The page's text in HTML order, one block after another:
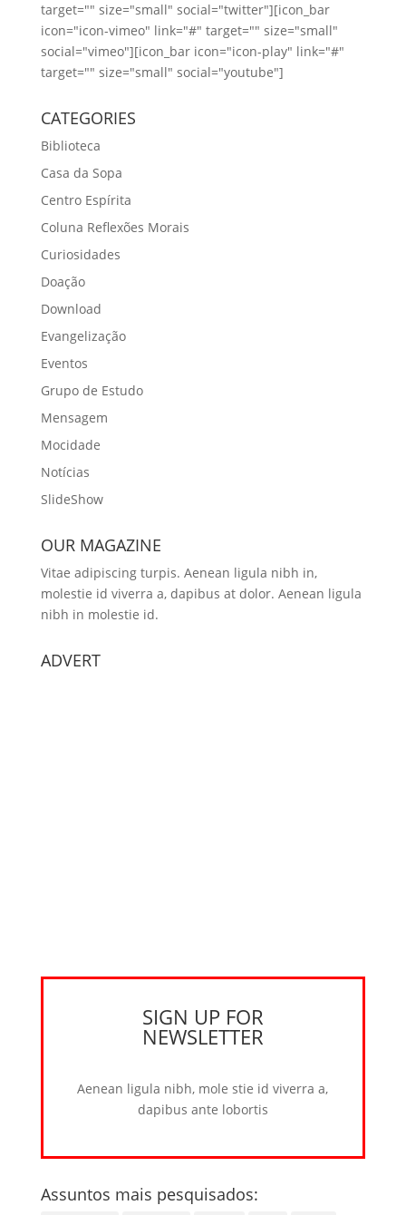
target="" size="small" social="twitter"][icon_bar
icon="icon-vimeo" link="#" target="" size="small"
social="vimeo"][icon_bar icon="icon-play" link="#"
target="" size="small" social="youtube"]
CATEGORIES
Biblioteca
Casa da Sopa
Centro Espírita
Coluna Reflexões Morais
Curiosidades
Doação
Download
Evangelização
Eventos
Grupo de Estudo
Mensagem
Mocidade
Notícias
SlideShow
OUR MAGAZINE
Vitae adipiscing turpis. Aenean ligula nibh in,
molestie id viverra a, dapibus at dolor. Aenean ligula
nibh in molestie id.
ADVERT
SIGN UP FOR
NEWSLETTER
Aenean ligula nibh, mole stie id viverra a,
dapibus ante lobortis
Assuntos mais pesquisados: